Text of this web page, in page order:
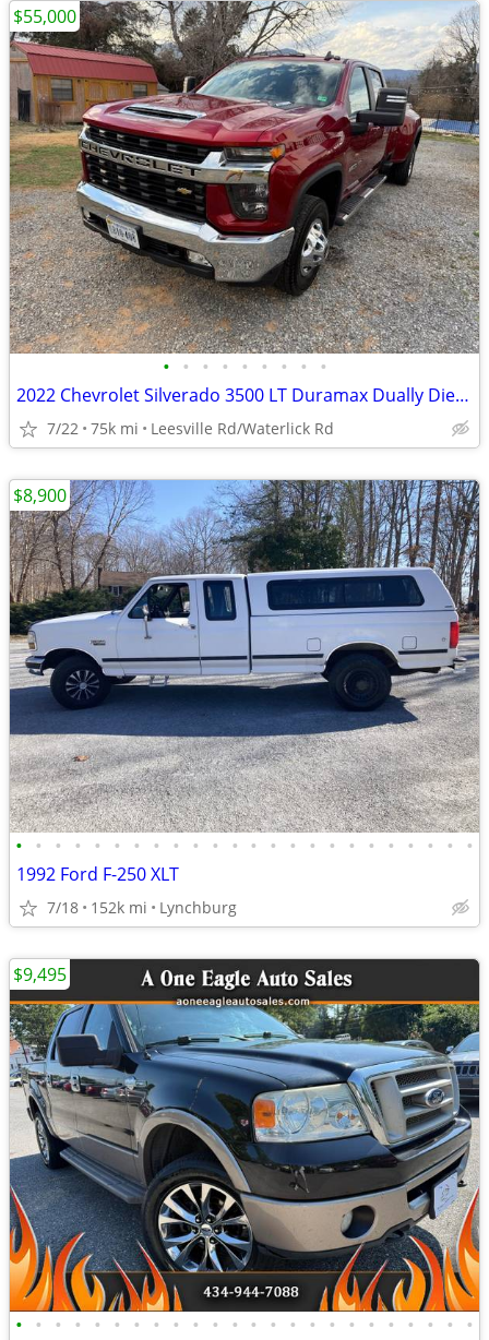
• • • • • • • • •
2022 Chevrolet Silverado 3500 LT Duramax Dually Diesel
7/22 75k mi Leesville Rd/Waterlick Rd
$55,000
• • • • • • • • • • • • • • • • • • • • • • • •
1992 Ford F-250 XLT
7/18 152k mi Lynchburg
$8,900
• • • • • • • • • • • • • • • • • • • • • • • •
$9,495